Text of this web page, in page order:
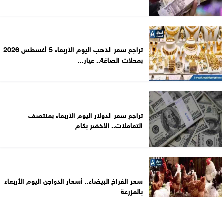
تراجع سعر الذهب اليوم الأربعاء 5 أغسطس 2026
بمحلات الصاغة.. عيار...
تراجع سعر الدولار اليوم الأربعاء بمنتصف
التعاملات.. الأخضر بكام
سعر الفراخ البيضاء.. أسعار الدواجن اليوم الأربعاء
بالمزرعة